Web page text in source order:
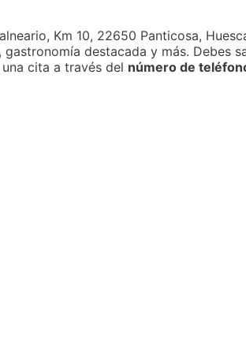
Km 10, 22650 Panticosa,
destacada y más. Debes
cita a través del número de